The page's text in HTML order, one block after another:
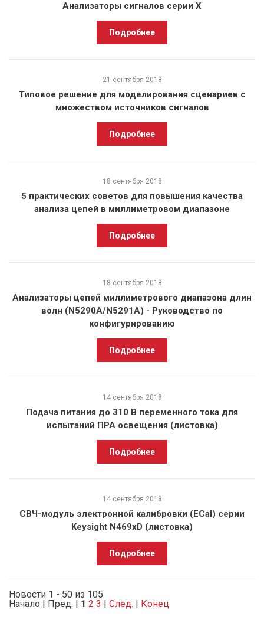
Анализаторы сигналов серии X
Подробнее
21 сентября 2018
Типовое решение для моделирования сценариев с
множеством источников сигналов
Подробнее
18 сентября 2018
5 практических советов для повышения качества
анализа цепей в миллиметровом диапазоне
Подробнее
18 сентября 2018
Анализаторы цепей миллиметрового диапазона длин
волн (N5290A/N5291A) - Руководство по
конфигурированию
Подробнее
14 сентября 2018
Подача питания до 310 В переменного тока для
испытаний ПРА освещения (листовка)
Подробнее
14 сентября 2018
СВЧ-модуль электронной калибровки (ECal) серии
Keysight N469xD (листовка)
Подробнее
Новости 1 - 50 из 105
Начало | Пред. | 1 2 3 След. Конец